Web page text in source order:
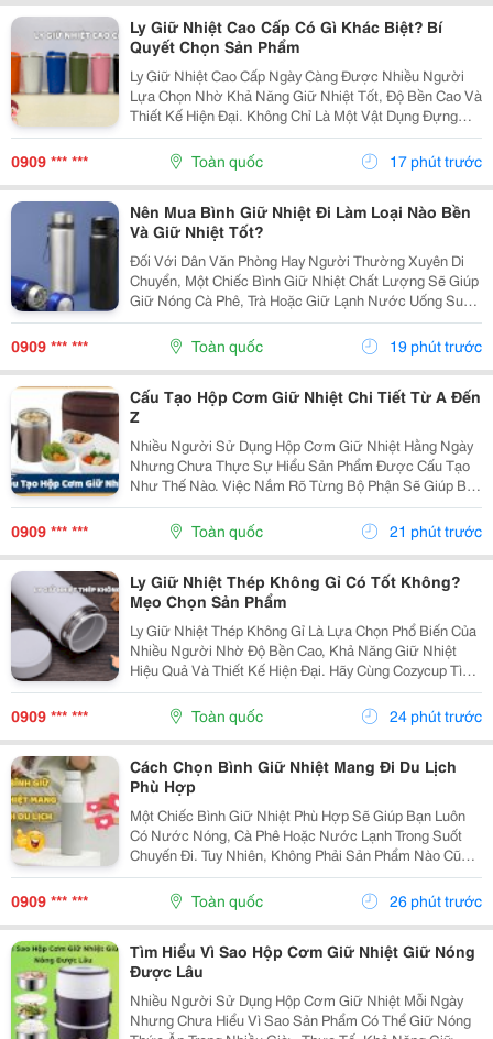
Ly Giữ Nhiệt Cao Cấp Có Gì Khác Biệt? Bí
Quyết Chọn Sản Phẩm
Ly Giữ Nhiệt Cao Cấp Ngày Càng Được Nhiều Người
Lựa Chọn Nhờ Khả Năng Giữ Nhiệt Tốt, Độ Bền Cao Và
Thiết Kế Hiện Đại. Không Chỉ Là Một Vật Dụng Đựng
Nước, Sản Phẩm Còn Thể Hiện Phong Cách Sống Tiện
Nghi Và Góp Phần Nâng Cao Trải Nghiệm Trong Học
0909 *** *** Toàn quốc 17 phút trước
Nên Mua Bình Giữ Nhiệt Đi Làm Loại Nào Bền
Và Giữ Nhiệt Tốt?
Đối Với Dân Văn Phòng Hay Người Thường Xuyên Di
Chuyển, Một Chiếc Bình Giữ Nhiệt Chất Lượng Sẽ Giúp
Giữ Nóng Cà Phê, Trà Hoặc Giữ Lạnh Nước Uống Suốt
Nhiều Giờ. Tuy Nhiên, Giữa Rất Nhiều Mẫu Mã Trên Thị
Trường, Không Ít Người Băn Khoăn Nên Mua Bình...
0909 *** *** Toàn quốc 19 phút trước
Cấu Tạo Hộp Cơm Giữ Nhiệt Chi Tiết Từ A Đến
Z
Nhiều Người Sử Dụng Hộp Cơm Giữ Nhiệt Hằng Ngày
Nhưng Chưa Thực Sự Hiểu Sản Phẩm Được Cấu Tạo
Như Thế Nào. Việc Nắm Rõ Từng Bộ Phận Sẽ Giúp Bạn
Sử Dụng Đúng Cách, Bảo Quản Tốt Hơn Và Dễ Dàng
Đánh Giá Chất Lượng Khi Chọn Mua. Hãy Cùng Tìm
Hiểu Chi...
0909 *** *** Toàn quốc 21 phút trước
Ly Giữ Nhiệt Thép Không Gỉ Có Tốt Không?
Mẹo Chọn Sản Phẩm
Ly Giữ Nhiệt Thép Không Gỉ Là Lựa Chọn Phổ Biến Của
Nhiều Người Nhờ Độ Bền Cao, Khả Năng Giữ Nhiệt
Hiệu Quả Và Thiết Kế Hiện Đại. Hãy Cùng Cozycup Tìm
Hiểu Những Điểm Cần Biết Trước Khi Lựa Chọn Một
Chiếc Ly Giữ Nhiệt Thép Không Gỉ. 1. Vì Sao Ly...
0909 *** *** Toàn quốc 24 phút trước
Cách Chọn Bình Giữ Nhiệt Mang Đi Du Lịch
Phù Hợp
Một Chiếc Bình Giữ Nhiệt Phù Hợp Sẽ Giúp Bạn Luôn
Có Nước Nóng, Cà Phê Hoặc Nước Lạnh Trong Suốt
Chuyến Đi. Tuy Nhiên, Không Phải Sản Phẩm Nào Cũng
Đáp Ứng Tốt Nhu Cầu Di Chuyển Và Sử Dụng Ngoài
Trời. Bài Viết Dưới Đây Sẽ Chia Sẻ Những Tiêu Chí
Quan...
0909 *** *** Toàn quốc 26 phút trước
Tìm Hiểu Vì Sao Hộp Cơm Giữ Nhiệt Giữ Nóng
Được Lâu
Nhiều Người Sử Dụng Hộp Cơm Giữ Nhiệt Mỗi Ngày
Nhưng Chưa Hiểu Vì Sao Sản Phẩm Có Thể Giữ Nóng